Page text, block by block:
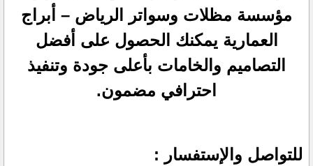
مؤسسة مظلات وسواتر الرياض – أبراج
العمارية يمكنك الحصول على أفضل
التصاميم والخامات بأعلى جودة وتنفيذ
احترافي مضمون.
للتواصل والإستفسار :